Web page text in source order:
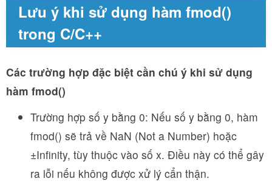
Lưu ý khi sử dụng hàm fmod()
trong C/C++
Các trường hợp đặc biệt cần chú ý khi sử dụng
hàm fmod()
Trường hợp số y bằng 0: Nếu số y bằng 0, hàm
fmod() sẽ trả về NaN (Not a Number) hoặc
±Infinity, tùy thuộc vào số x. Điều này có thể gây
ra lỗi nếu không được xử lý cẩn thận.